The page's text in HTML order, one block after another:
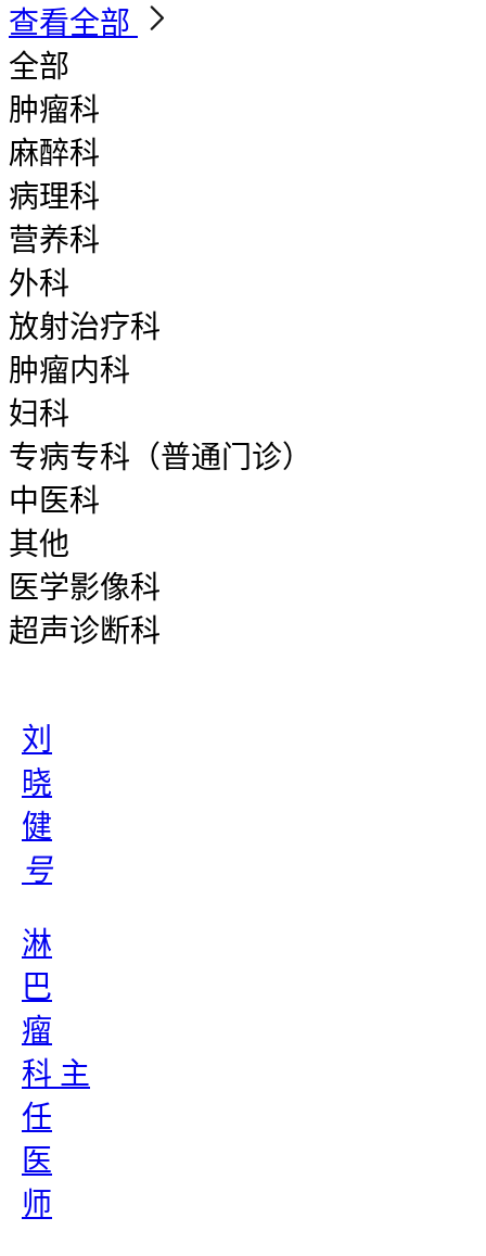
查看全部
全部
肿瘤科
麻醉科
病理科
营养科
外科
放射治疗科
肿瘤内科
妇科
专病专科（普通门诊）
中医科
其他
医学影像科
超声诊断科
刘
晓
健
号
淋
巴
瘤
科 主
任
医
师